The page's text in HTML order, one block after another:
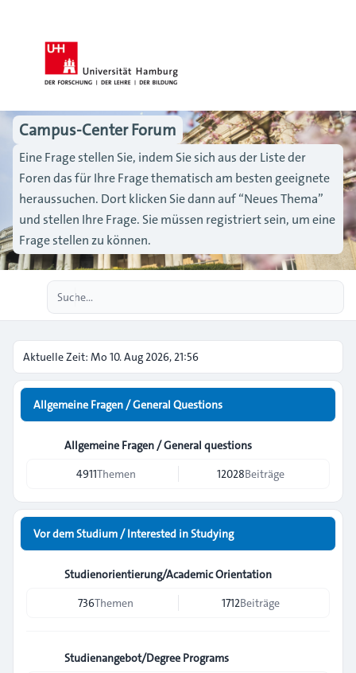
Campus-Center Forum
Eine Frage stellen Sie, indem Sie sich aus der Liste der
Foren das für Ihre Frage thematisch am besten geeignete
heraussuchen. Dort klicken Sie dann auf “Neues Thema”
und stellen Ihre Frage. Sie müssen registriert sein, um eine
Frage stellen zu können.
Aktuelle Zeit: Mo 10. Aug 2026, 21:56
Allgemeine Fragen / General Questions
Allgemeine Fragen / General questions
4911Themen 12028Beiträge
Vor dem Studium / Interested in Studying
Studienorientierung/Academic Orientation
736Themen 1712Beiträge
Studienangebot/Degree Programs